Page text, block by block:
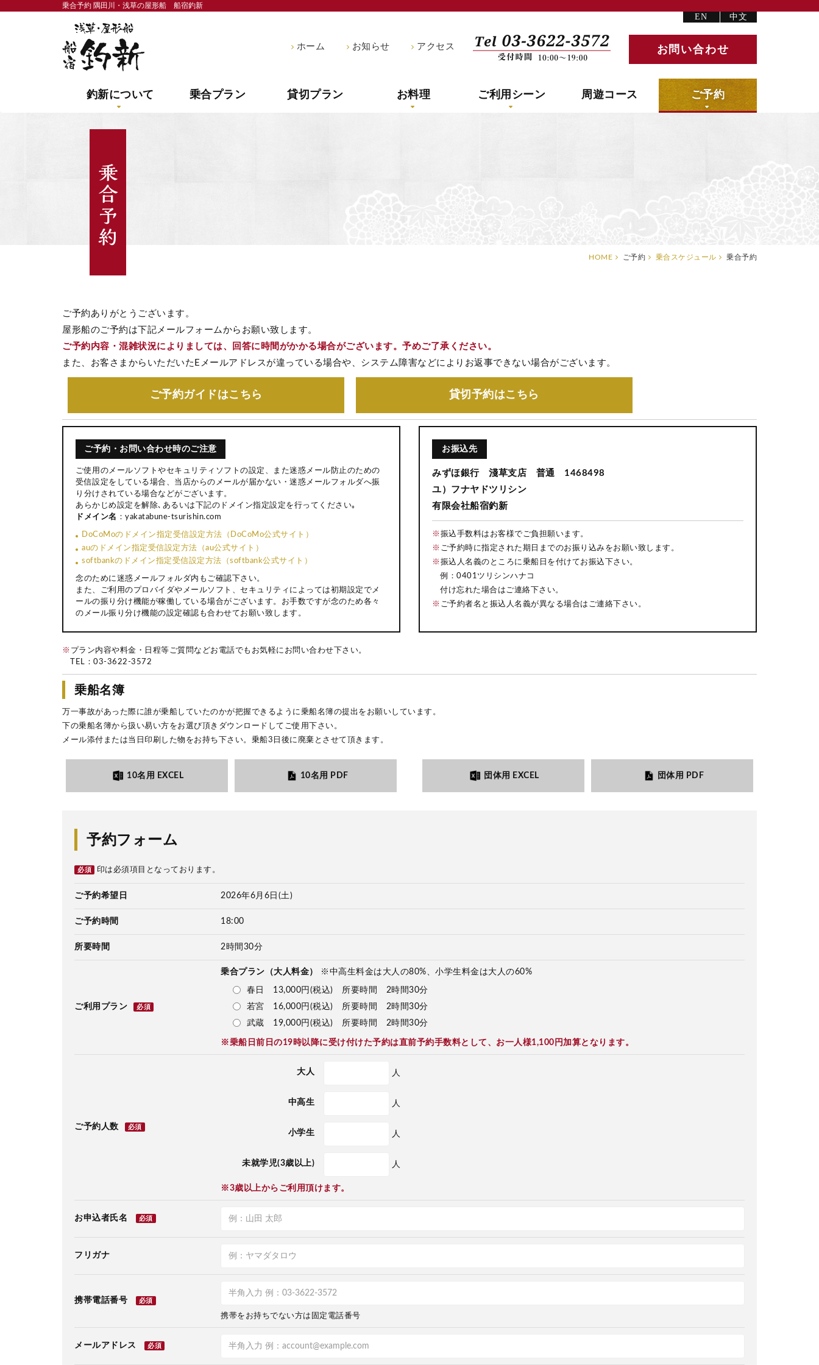
乗合予約 隅田川・浅草の屋形船 船宿釣新
中文
EN
お問い合わせ
ホーム お知らせ アクセス
釣新について 乗合プラン 貸切プラン お料理 ご利用シーン 周遊コース ご予約
HOME ご予約 乗合スケジュール 乗合予約
ご予約ありがとうございます。
屋形船のご予約は下記メールフォームからお願い致します。
ご予約内容・混雑状況によりましては、回答に時間がかかる場合がございます。予めご了承ください。
また、お客さまからいただいたEメールアドレスが違っている場合や、システム障害などによりお返事できない場合がございます。
ご予約ガイドはこちら 貸切予約はこちら
ご予約・お問い合わせ時のご注意
ご使用のメールソフトやセキュリティソフトの設定、また迷惑メール防止のための
受信設定をしている場合、当店からのメールが届かない・迷惑メールフォルダへ振
り分けされている場合などがございます。
あらかじめ設定を解除､あるいは下記のドメイン指定設定を行ってください｡
ドメイン名 ：yakatabune-tsurishin.com
DoCoMoのドメイン指定受信設定方法（DoCoMo公式サイト）
auのドメイン指定受信設定方法（au公式サイト）
softbankのドメイン指定受信設定方法（softbank公式サイト）
念のために迷惑メールフォルダ内もご確認下さい。
また、ご利用のプロバイダやメールソフト、セキュリティによっては初期設定でメ
ールの振り分け機能が稼働している場合がございます。お手数ですが念のため各々
のメール振り分け機能の設定確認も合わせてお願い致します。
お振込先
みずほ銀行 淺草支店 普通 1468498
ユ）フナヤドツリシン
有限会社船宿釣新
※ 振込手数料はお客様でご負担願います。
※ ご予約時に指定された期日までのお振り込みをお願い致します。
※ 振込人名義のところに乗船日を付けてお振込下さい。
例：0401ツリシンハナコ
付け忘れた場合はご連絡下さい。
※ ご予約者名と振込人名義が異なる場合はご連絡下さい。
※ プラン内容や料金・日程等ご質問などお電話でもお気軽にお問い合わせ下さい。
TEL： 03-3622-3572
乗船名簿
万一事故があった際に誰が乗船していたのかが把握できるように乗船名簿の提出をお願いしています。
下の乗船名簿から扱い易い方をお選び頂きダウンロードしてご使用下さい。
メール添付または当日印刷した物をお持ち下さい。乗船3日後に廃棄とさせて頂きます。
10名用 EXCEL 10名用 PDF 団体用 EXCEL 団体用 PDF
予約フォーム
必須 印は必須項目となっております。
ご予約希望日 2026年6月6日(土)
ご予約時間 18:00
所要時間 2時間30分
ご利用プラン 必須
乗合プラン（大人料金） ※中高生料金は大人の80%、小学生料金は大人の60%
春日 13,000円(税込) 所要時間 2時間30分
若宮 16,000円(税込) 所要時間 2時間30分
武蔵 19,000円(税込) 所要時間 2時間30分
※乗船日前日の19時以降に受け付けた予約は直前予約手数料として、お一人様1,100円加算となります。
ご予約人数 必須
大人 人
中高生 人
小学生 人
未就学児(3歳以上) 人
※3歳以上からご利用頂けます。
お申込者氏名 必須
フリガナ
携帯電話番号 必須
携帯をお持ちでない方は固定電話番号
メールアドレス 必須